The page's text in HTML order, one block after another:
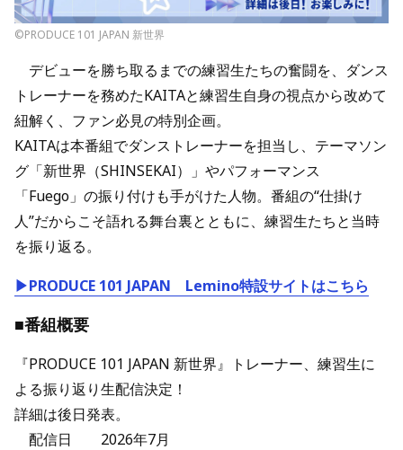
©PRODUCE 101 JAPAN 新世界
デビューを勝ち取るまでの練習生たちの奮闘を、ダンス
トレーナーを務めたKAITAと練習生自身の視点から改めて
紐解く、ファン必見の特別企画。
KAITAは本番組でダンストレーナーを担当し、テーマソン
グ「新世界（SHINSEKAI）」やパフォーマンス
「Fuego」の振り付けも手がけた人物。番組の“仕掛け
人”だからこそ語れる舞台裏とともに、練習生たちと当時
を振り返る。
▶PRODUCE 101 JAPAN Lemino特設サイトはこちら
■番組概要
『PRODUCE 101 JAPAN 新世界』トレーナー、練習生に
よる振り返り生配信決定！
詳細は後日発表。
配信日 2026年7月